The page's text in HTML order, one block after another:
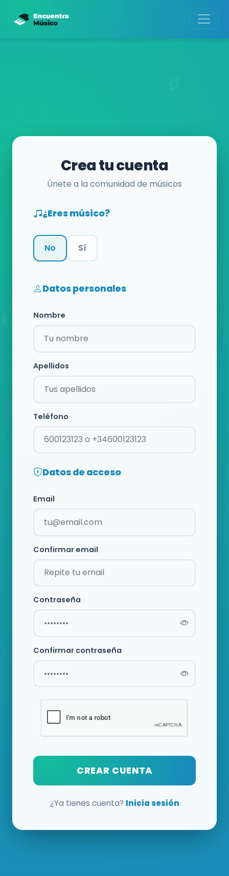
Crea tu cuenta
Únete a la comunidad de músicos
¿Eres músico?
No Sí
Datos personales
Nombre
Apellidos
Teléfono
Datos de acceso
Email
Confirmar email
Contraseña
Confirmar contraseña
CREAR CUENTA
¿Ya tienes cuenta? Inicia sesión